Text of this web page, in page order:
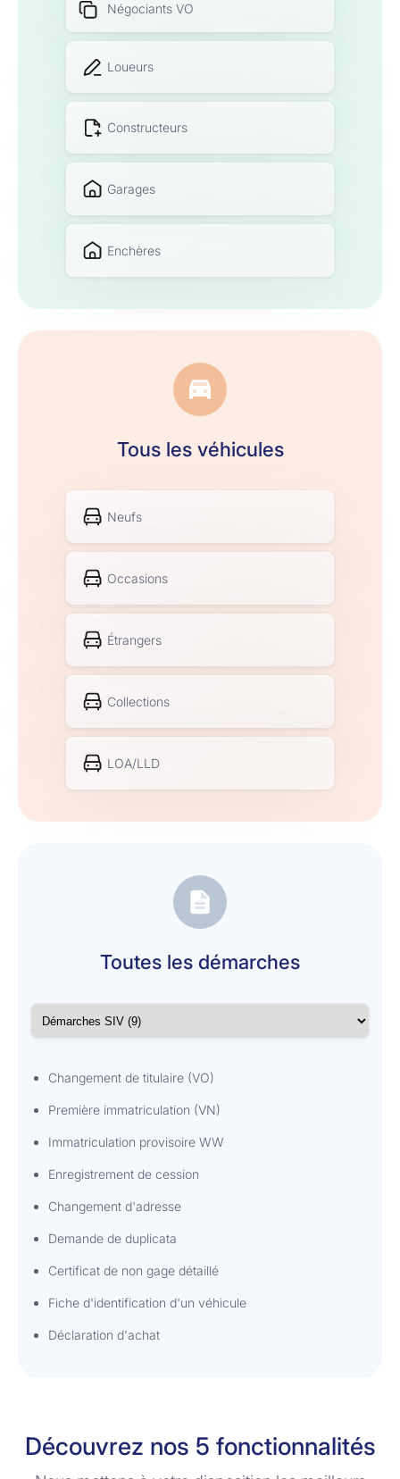
Négociants VO
Loueurs
Constructeurs
Garages
Enchères
Tous les véhicules
Neufs
Occasions
Étrangers
Collections
LOA/LLD
Toutes les démarches
Changement de titulaire (VO)
Première immatriculation (VN)
Immatriculation provisoire WW
Enregistrement de cession
Changement d'adresse
Demande de duplicata
Certificat de non gage détaillé
Fiche d'identification d'un véhicule
Déclaration d'achat
Découvrez nos 5 fonctionnalités